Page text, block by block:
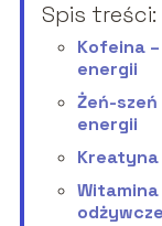
Spis treści:
Kofeina
energii
Żeń-
energii
Witamina
odżywcze